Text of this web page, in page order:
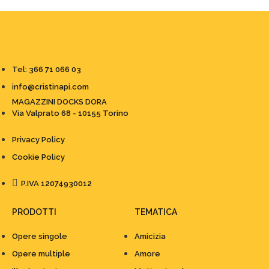
Tel: 366 71 066 03
info@cristinapi.com
MAGAZZINI DOCKS DORA
Via Valprato 68 - 10155 Torino
Privacy Policy
Cookie Policy
P.IVA 12074930012
PRODOTTI
Opere singole
Opere multiple
TEMATICA
Amicizia
Amore